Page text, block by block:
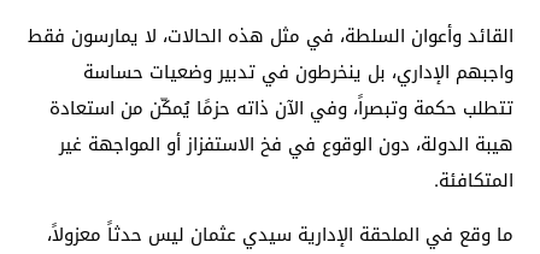
القائد وأعوان السلطة، في مثل هذه الحالات، لا يمارسون فقط
واجبهم الإداري، بل ينخرطون في تدبير وضعيات حساسة
تتطلب حكمة وتبصراً، وفي الآن ذاته حزمًا يُمكّن من استعادة
هيبة الدولة، دون الوقوع في فخ الاستفزاز أو المواجهة غير
المتكافئة.
ما وقع في الملحقة الإدارية سيدي عثمان ليس حدثاً معزولاً،